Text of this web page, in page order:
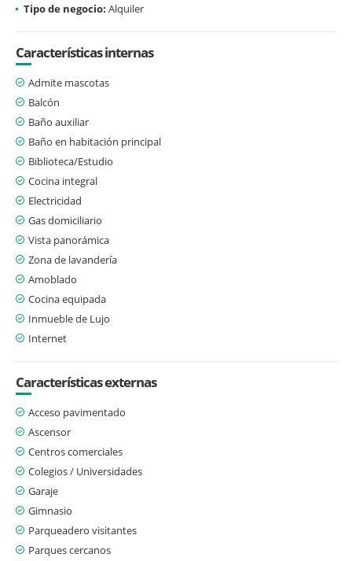
Tipo de negocio: Alquiler
Características internas
Admite mascotas
Balcón
Baño auxiliar
Baño en habitación principal
Biblioteca/Estudio
Cocina integral
Electricidad
Gas domiciliario
Vista panorámica
Zona de lavandería
Amoblado
Cocina equipada
Inmueble de Lujo
Internet
Características externas
Acceso pavimentado
Ascensor
Centros comerciales
Colegios / Universidades
Garaje
Gimnasio
Parqueadero visitantes
Parques cercanos